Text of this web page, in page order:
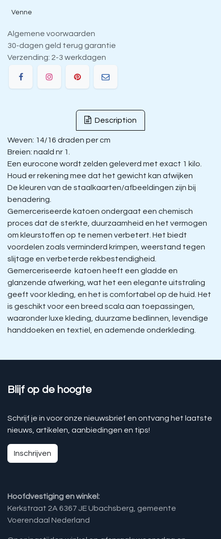
Venne
Algemene voorwaarden
30-dagen geld terug garantie
Verzending: 2-3 werkdagen
Description
Weven: 14/16 draden per cm
Breien: naald nr 1.
Een eurocone wordt zelden geleverd met exact 1 kilo.
Houd er rekening mee dat het gewicht kan afwijken
De kleuren van de staalkaarten/afbeeldingen zijn bij
benadering.
Gemerceriseerde katoen ondergaat een chemisch
proces dat de sterkte, duurzaamheid en het vermogen
om kleurstoffen op te nemen verbetert. Het biedt
voordelen zoals verminderd krimpen, weerstand tegen
slijtage en verbeterde rekbestendigheid.
Gemerceriseerde katoen heeft een gladde en
glanzende afwerking, wat het een elegante uitstraling
geeft voor kleding, en het is comfortabel op de huid. Het
is geschikt voor een breed scala aan toepassingen,
waaronder luxe kleding, duurzame bedlinnen, levendige
handdoeken en textiel, en ademende onderkleding.
Blijf op de hoogte
Schrijf je in voor onze nieuwsbrief en ontvang het laatste
nieuws, artikelen, aanbiedingen en tips!
Inschrijven
Hoofdvestiging en winkel:
Kerkstraat 2A 6367 JE Ubachsberg, gemeente
Voerendaal Nederland